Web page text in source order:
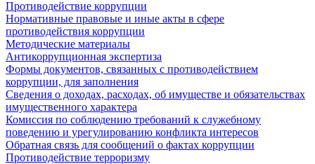
Противодействие коррупции
Нормативные правовые и иные акты в сфере
противодействия коррупции
Методические материалы
Антикоррупционная экспертиза
Формы документов, связанных с противодействием
коррупции, для заполнения
Сведения о доходах, расходах, об имуществе и обязательствах
имущественного характера
Комиссия по соблюдению требований к служебному
поведению и урегулированию конфликта интересов
Обратная связь для сообщений о фактах коррупции
Противодействие терроризму